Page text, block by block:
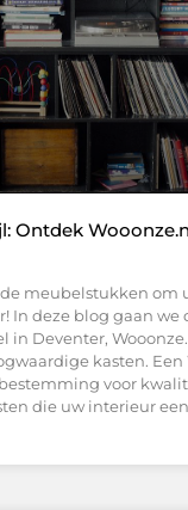
Ontdek
meubelstukken om
In deze blog gaan we
Deventer,
kasten.
voor
die uw interieur